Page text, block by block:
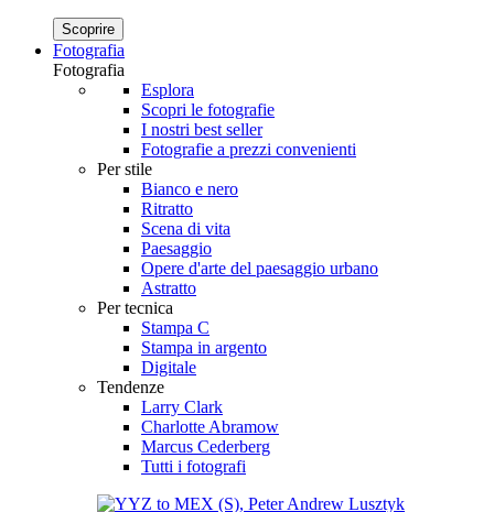
Scoprire
Fotografia
Fotografia
Esplora
Scopri le fotografie
I nostri best seller
Fotografie a prezzi convenienti
Per stile
Bianco e nero
Ritratto
Scena di vita
Paesaggio
Opere d'arte del paesaggio urbano
Astratto
Per tecnica
Stampa C
Stampa in argento
Digitale
Tendenze
Larry Clark
Charlotte Abramow
Marcus Cederberg
Tutti i fotografi